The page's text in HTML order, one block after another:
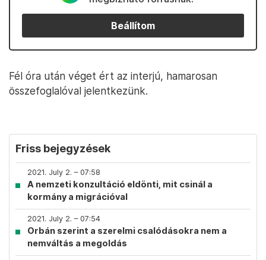
Beállítom
Fél óra után véget ért az interjú, hamarosan
összefoglalóval jelentkezünk.
Friss bejegyzések
2021. July 2. – 07:58
A nemzeti konzultáció eldönti, mit csinál a
kormány a migrációval
2021. July 2. – 07:54
Orbán szerint a szerelmi csalódásokra nem a
nemváltás a megoldás